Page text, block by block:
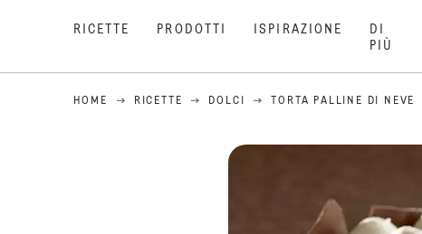
RICETTE PRODOTTI ISPIRAZIONE
DI
PIÙ
HOME RICETTE DOLCI TORTA PALLINE DI NEVE